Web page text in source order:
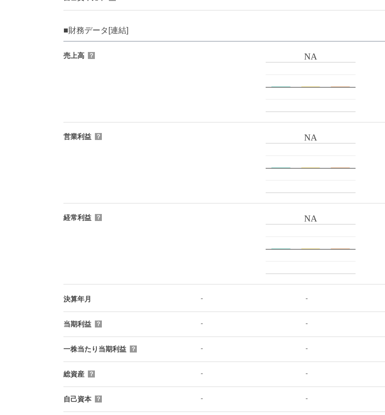
■財務データ[連結]
売上高 ？ NA
営業利益 ？ NA
経常利益 ？ NA
決算年月 - -
当期利益 ？ - -
一株当たり当期利益 ？ - -
総資産 ？ - -
自己資本 ？ - -